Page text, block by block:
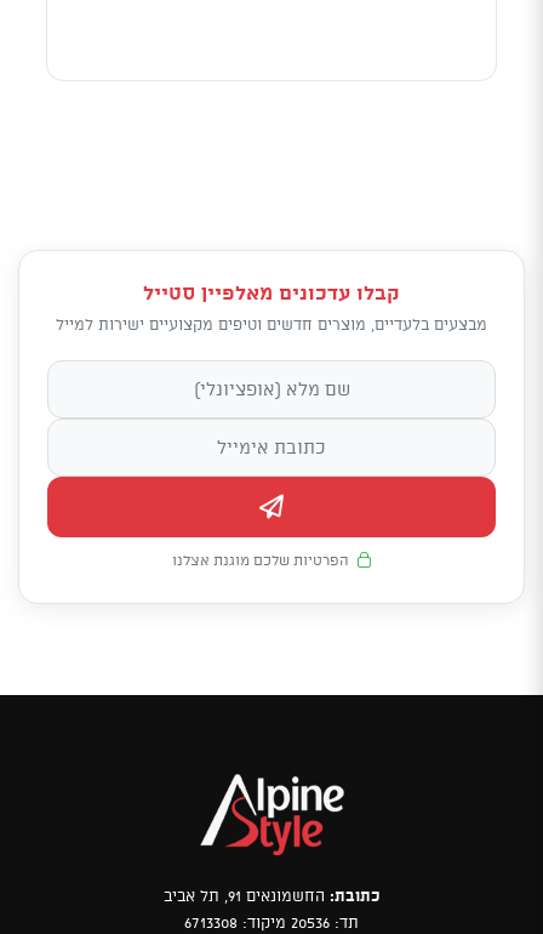
קבלו עדכונים מאלפיין סטייל
מבצעים בלעדיים, מוצרים חדשים וטיפים מקצועיים ישירות למייל
הפרטיות שלכם מוגנת אצלנו
כתובת: החשמונאים 91, תל אביב
תד: 20536 מיקוד: 6713308